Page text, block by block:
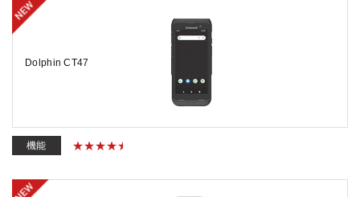
Dolphin CT47
機能